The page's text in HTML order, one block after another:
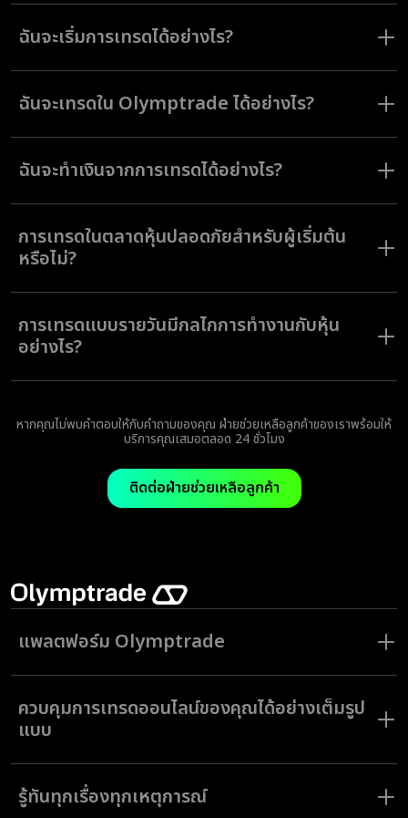
บัญชีเทรดคือบัญชีจริง (ไม่ใช่บัญชีทดลอง) ที่คุณสามารถใช้เพื่อทำการเทรดใน
Olymptrade ได้ คุณสามารถฝากเงินด้วยบัญชีนี้ และกำไรที่คุณทำได้จะถูกนำ
เข้าบัญชีนี้เช่นกัน ซึ่งคุณสามารถถอนออกมาใช้ได้ผ่านช่องทางการชำระเงินที่
ฉันจะเริ่มการเทรดได้อย่างไร?
หลังจากที่ลงทะเบียนกับ Olymptrade และยืนยันโปรไฟล์แล้ว คุณจำเป็นต้อง
ฝากเงินเข้าบัญชีจริง เมื่อคุณเพิ่มเงินเข้าบัญชีเรียบร้อยแล้ว คุณจึงสามารถ
เปิดคำสั่งเทรดได้
ฉันจะเทรดใน Olymptrade ได้อย่างไร?
ในโหมด Fixed Time คุณเปิดคำสั่งเทรดในระยะเวลาที่กำหนดเฉพาะเจาะจงใน
ทิศทางที่คุณคิดว่าราคาสินทรัพย์จะขยับไป โหมด Forex ให้คุณสามารถเปิดคำ
สั่งเทรดในทิศทางที่ต้องการและปิดการเทรดได้เมื่อคุณทำกำไรได้ในระดับที่
ช่วยคุณคาดการณ์ราคาได้อย่างมีข้อมูลเสมอ
ฉันจะทำเงินจากการเทรดได้อย่างไร?
หากราคาสินทรัพย์เป็นไปตามทิศทางที่คุณคาดการณ์ไว้ตอนที่เปิดคำสั่งเทรดใน
โหมด Fixed Time คุณจะได้รับกำไรตามอัตราร้อยละของเงินลงทุนเริ่มต้น
การเทรดในตลาดหุ้นปลอดภัยสำหรับผู้เริ่มต้น
หรือไม่?
การเทรดในตลาดหุ้นเป็นกิจกรรมที่มีความเสี่ยงเช่นเดียวกันกับการลงทุนทุก
ชนิด ด้วยเหตุนี้ Olymptrade จึงแนะนำให้ผู้เริ่มต้นทุกคนใช้เครื่องมือเพื่อการ
วิเคราะห์และฐานความรู้ในแพลตฟอร์มเพื่อเรียนรู้ทุกอย่างที่จำเป็นเพื่อให้
สามารถลดทอนความเสี่ยงและเพิ่มอัตราการเทรดที่สำเร็จได้
การเทรดแบบรายวันมีกลไกการทำงานกับหุ้น
อย่างไร?
ในการซื้อและขายหุ้นภายในช่วงเวลาหนึ่งวัน คุณควรใช้พื้นฐานด้านการวิเคราะห์
ที่สุด
หากคุณไม่พบคำตอบให้กับคำถามของคุณ ฝ่ายช่วยเหลือลูกค้าของเราพร้อมให้
บริการคุณเสมอตลอด 24 ชั่วโมง
ติดต่อฝ่ายช่วยเหลือลูกค้า
แพลตฟอร์ม Olymptrade
ตระหนักถึงศักยภาพการเทรดออนไลน์ของคุณกับโบรกเกอร์เทรดที่ทันสมัยและ
แพลตฟอร์มที่ล้ำหน้าไม่เหมือนใคร เราสร้างแพลตฟอร์มสำหรับเทรดขึ้นเพื่อ
ตอบโจทย์ความต้องการเรื่องความเป็นอิสระทางการเงิน เช่นเดียวกับความ
ต้องการมีชุมชนการเทรดออนไลน์ทั่วโลกที่มีอยู่ในระดับสูง
คอมพิวเตอร์และโทรศัพท์มือถือ ติดตั้งแอปเทรดของเราแล้วเริ่มต้นเทรดได้
ทุกเวลาที่คุณได้เชื่อมต่อกับอินเทอร์เน็ต
ควบคุมการเทรดออนไลน์ของคุณได้อย่างเต็มรูป
แบบ
ดำดิ่งเข้าไปในโลกแห่งการเทรดที่ปลอดภัยซึ่งมาพร้อมฟังก์ชั่นการเทรดด้วย
โบรกเกอร์เทรด Forex ในระดับสูง
สินทรัพย์กว่า 180 รายการจากทั่วโลก
รู้ทันทุกเรื่องทุกเหตุการณ์